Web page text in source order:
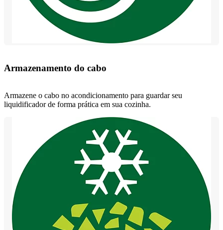
Armazenamento do cabo
Armazene o cabo no acondicionamento para guardar seu
liquidificador de forma prática em sua cozinha.